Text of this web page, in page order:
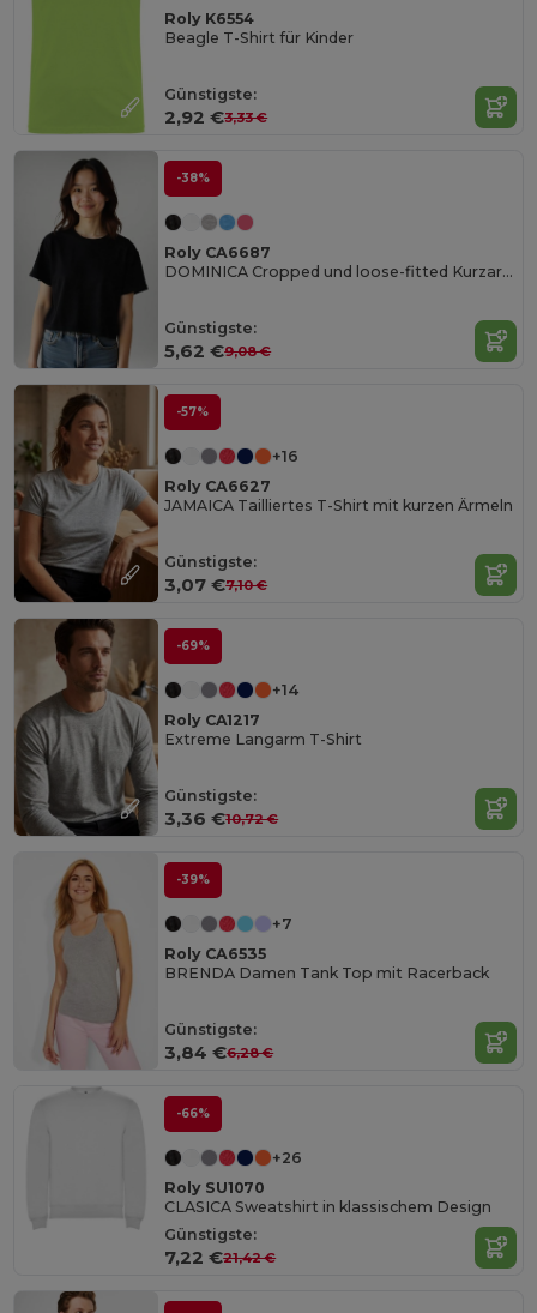
Roly K6554
Beagle T-Shirt für Kinder
Günstigste:
2,92 €3,33 €
-38%
Roly CA6687
DOMINICA Cropped und loose-fitted Kurzarm-T-Shirt
Günstigste:
5,62 €9,08 €
-57%
+16
Roly CA6627
JAMAICA Tailliertes T-Shirt mit kurzen Ärmeln
Günstigste:
3,07 €7,10 €
-69%
+14
Roly CA1217
Extreme Langarm T-Shirt
Günstigste:
3,36 €10,72 €
-39%
+7
Roly CA6535
BRENDA Damen Tank Top mit Racerback
Günstigste:
3,84 €6,28 €
-66%
+26
Roly SU1070
CLASICA Sweatshirt in klassischem Design
Günstigste:
7,22 €21,42 €